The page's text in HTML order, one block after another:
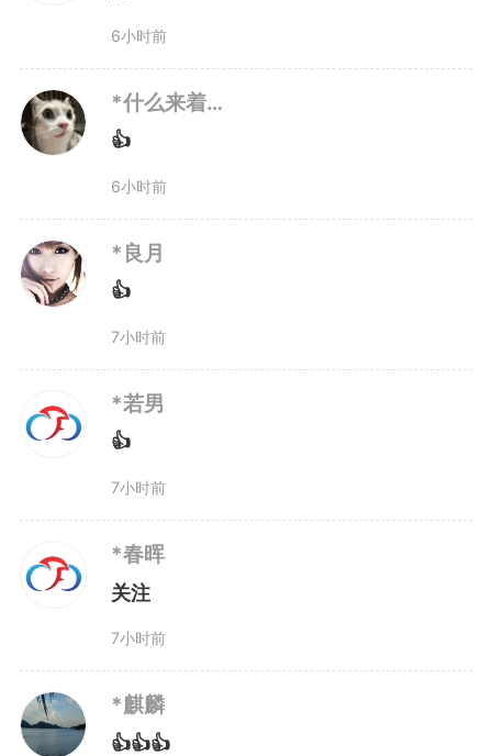
6小时前
*什么来着…
👍
6小时前
*良月
👍
7小时前
*若男
👍
7小时前
*春晖
关注
7小时前
*麒麟
👍👍👍